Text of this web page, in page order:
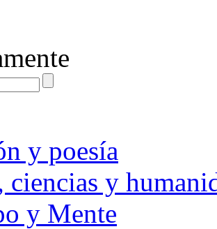
y poesía
ciencias y
y Mente